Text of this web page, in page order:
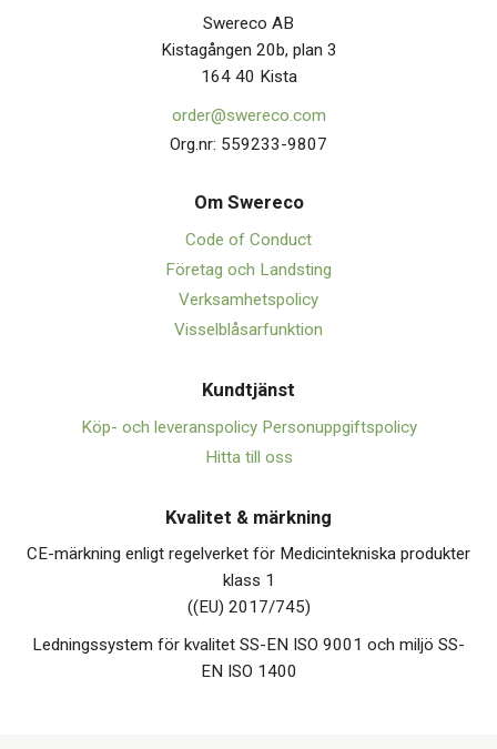
Swereco AB
Kistagången 20b, plan 3
164 40 Kista
order@swereco.com
Org.nr: 559233-9807
Om Swereco
Code of Conduct
Företag och Landsting
Verksamhetspolicy
Visselblåsarfunktion
Kundtjänst
Köp- och leveranspolicy Personuppgiftspolicy
Hitta till oss
Kvalitet & märkning
CE-märkning enligt regelverket för Medicintekniska produkter
klass 1
((EU) 2017/745)
Ledningssystem för kvalitet SS-EN ISO 9001 och miljö SS-
EN ISO 1400